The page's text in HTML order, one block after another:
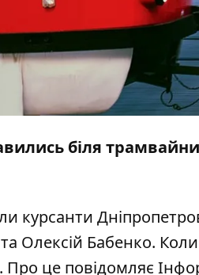
біля
курсанти
Олексій Бабенко.
Про це повідомляє